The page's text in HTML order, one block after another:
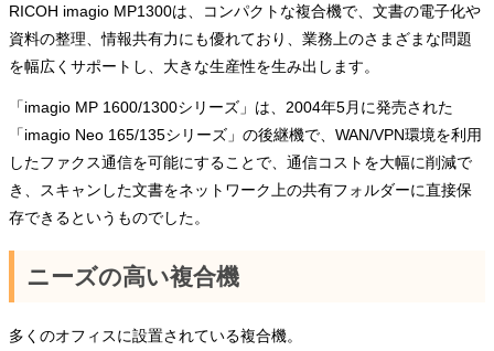
RICOH imagio MP1300は、コンパクトな複合機で、文書の電子化や
資料の整理、情報共有力にも優れており、業務上のさまざまな問題
を幅広くサポートし、大きな生産性を生み出します。
「imagio MP 1600/1300シリーズ」は、2004年5月に発売された
「imagio Neo 165/135シリーズ」の後継機で、WAN/VPN環境を利用
したファクス通信を可能にすることで、通信コストを大幅に削減で
き、スキャンした文書をネットワーク上の共有フォルダーに直接保
存できるというものでした。
ニーズの高い複合機
多くのオフィスに設置されている複合機。